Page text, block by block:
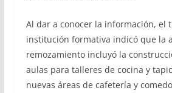
Al dar a conocer la información, el
institución formativa indicó que la
remozamiento incluyó la
aulas para talleres de cocina y
nuevas áreas de cafetería y